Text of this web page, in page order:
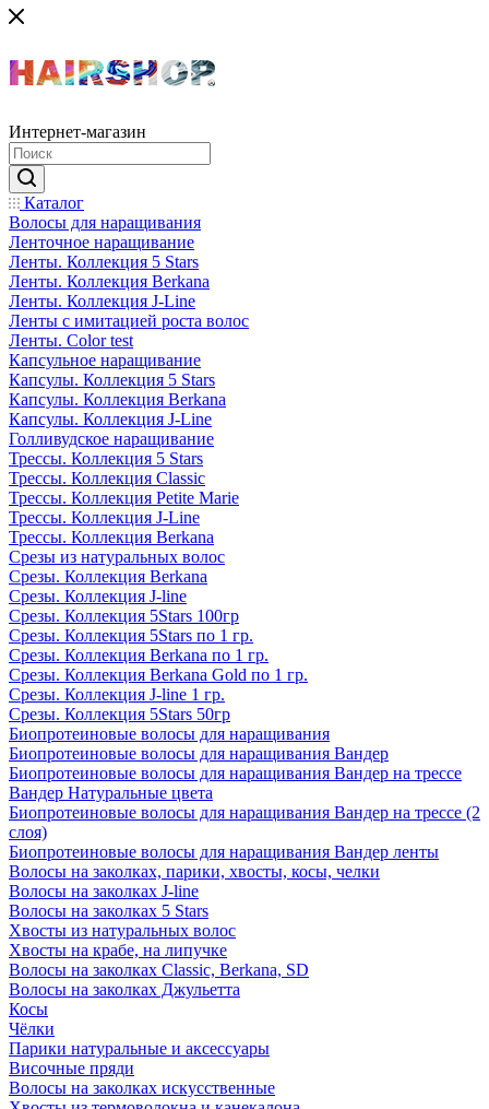
Интернет-магазин
Каталог
Волосы для наращивания
Ленточное наращивание
Ленты. Коллекция 5 Stars
Ленты. Коллекция Berkana
Ленты. Коллекция J-Line
Ленты с имитацией роста волос
Ленты. Color test
Капсульное наращивание
Капсулы. Коллекция 5 Stars
Капсулы. Коллекция Berkana
Капсулы. Коллекция J-Line
Голливудское наращивание
Трессы. Коллекция 5 Stars
Трессы. Коллекция Classic
Трессы. Коллекция Petite Marie
Трессы. Коллекция J-Line
Трессы. Коллекция Berkana
Срезы из натуральных волос
Срезы. Коллекция Berkana
Срезы. Коллекция J-line
Срезы. Коллекция 5Stars 100гр
Срезы. Коллекция 5Stars по 1 гр.
Срезы. Коллекция Berkana по 1 гр.
Срезы. Коллекция Berkana Gold по 1 гр.
Срезы. Коллекция J-line 1 гр.
Срезы. Коллекция 5Stars 50гр
Биопротеиновые волосы для наращивания
Биопротеиновые волосы для наращивания Вандер
Биопротеиновые волосы для наращивания Вандер на трессе
Вандер Натуральные цвета
Биопротеиновые волосы для наращивания Вандер на трессе (2
слоя)
Биопротеиновые волосы для наращивания Вандер ленты
Волосы на заколках, парики, хвосты, косы, челки
Волосы на заколках J-line
Волосы на заколках 5 Stars
Хвосты из натуральных волос
Хвосты на крабе, на липучке
Волосы на заколках Classic, Berkana, SD
Волосы на заколках Джульетта
Косы
Чёлки
Парики натуральные и аксессуары
Височные пряди
Волосы на заколках искусственные